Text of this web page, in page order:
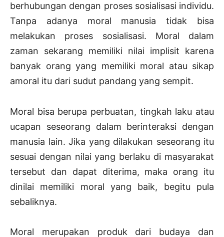
berhubungan dengan proses sosialisasi individu.
Tanpa adanya moral manusia tidak bisa
melakukan proses sosialisasi. Moral dalam
zaman sekarang memiliki nilai implisit karena
banyak orang yang memiliki moral atau sikap
amoral itu dari sudut pandang yang sempit.
Moral bisa berupa perbuatan, tingkah laku atau
ucapan seseorang dalam berinteraksi dengan
manusia lain. Jika yang dilakukan seseorang itu
sesuai dengan nilai yang berlaku di masyarakat
tersebut dan dapat diterima, maka orang itu
dinilai memiliki moral yang baik, begitu pula
sebaliknya.
Moral merupakan produk dari budaya dan